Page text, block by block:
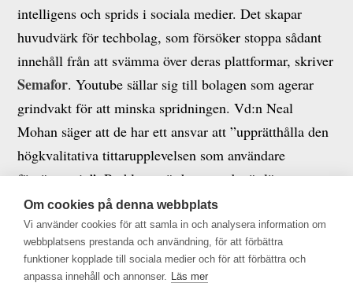
intelligens och sprids i sociala medier. Det skapar
huvudvärk för techbolag, som försöker stoppa sådant
innehåll från att svämma över deras plattformar, skriver
Semafor. Youtube sällar sig till bolagen som agerar
grindvakt för att minska spridningen. Vd:n Neal
Mohan säger att de har ett ansvar att ”upprätthålla den
högkvalitativa tittarupplevelsen som användare
förväntar sig”. Problemet är bara att det är lättare sagt
än gjort. En som vittnar om svårigheter är Instagram-
chefen Adam Mosseri, som tillstår att deras system för
att identifiera massproducerat AI-innehåll inte är så bra
som de borde vara.
Om cookies på denna webbplats
Vi använder cookies för att samla in och analysera information om
webbplatsens prestanda och användning, för att förbättra
funktioner kopplade till sociala medier och för att förbättra och
anpassa innehåll och annonser. Läs mer